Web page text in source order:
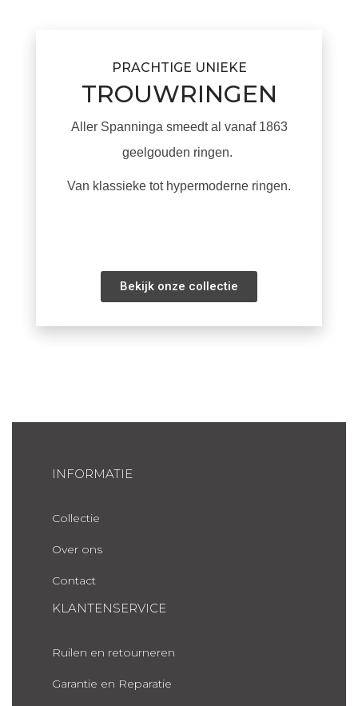
PRACHTIGE UNIEKE
TROUWRINGEN
Aller Spanninga smeedt al vanaf 1863
geelgouden ringen.
Van klassieke tot hypermoderne ringen.
Bekijk onze collectie
INFORMATIE
Collectie
Over ons
Contact
KLANTENSERVICE
Ruilen en retourneren
Garantie en Reparatie